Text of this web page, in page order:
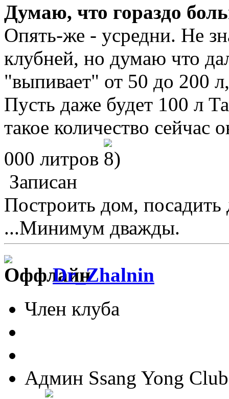
Думаю, что гораздо
Опять-же - усредни. Не
клубней, но думаю что
"выпивает" от 50 до 200
Пусть даже будет 100 л
такое количество
000 литров
Записан
Построить дом, посадить
...Минимум дважды.
Dr_Zhalnin
Член клуба
Админ Ssang Yong